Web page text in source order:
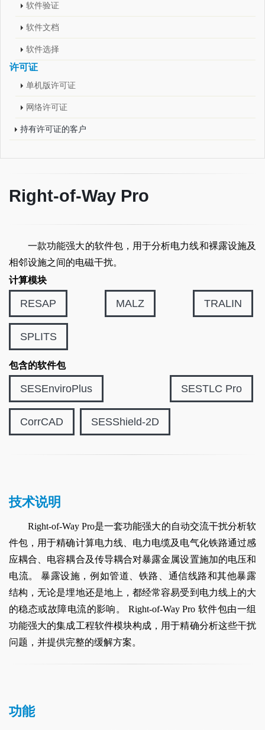
软件验证
软件文档
软件选择
许可证
单机版许可证
网络许可证
持有许可证的客户
Right-of-Way Pro
一款功能强大的软件包，用于分析电力线和裸露设施及
相邻设施之间的电磁干扰。
计算模块
RESAP MALZ TRALIN
SPLITS
包含的软件包
SESEnviroPlus SESTLC Pro
CorrCAD SESShield-2D
技术说明
Right-of-Way Pro是一套功能强大的自动交流干扰分析软
件包，用于精确计算电力线、电力电缆及电气化铁路通过感
应耦合、电容耦合及传导耦合对暴露金属设置施加的电压和
电流。 暴露设施，例如管道、铁路、通信线路和其他暴露
结构，无论是埋地还是地上，都经常容易受到电力线上的大
的稳态或故障电流的影响。 Right-of-Way Pro 软件包由一组
功能强大的集成工程软件模块构成，用于精确分析这些干扰
问题，并提供完整的缓解方案。
功能